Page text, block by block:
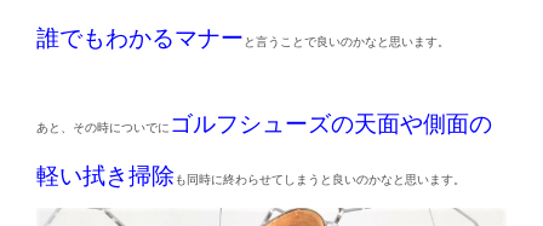
誰でもわかるマナー と言うことで良いのかなと思います。
あと、その時についでに ゴルフシューズの天面や側面の
軽い拭き掃除 も同時に終わらせてしまうと良いのかなと思います。